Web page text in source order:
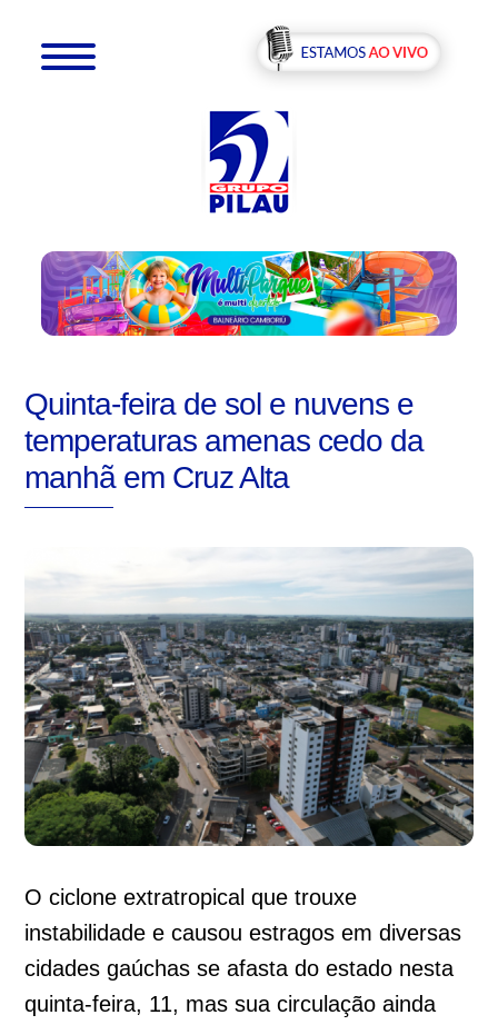
Quinta-feira de sol e nuvens e
temperaturas amenas cedo da
manhã em Cruz Alta
O ciclone extratropical que trouxe
instabilidade e causou estragos em diversas
cidades gaúchas se afasta do estado nesta
quinta-feira, 11, mas sua circulação ainda